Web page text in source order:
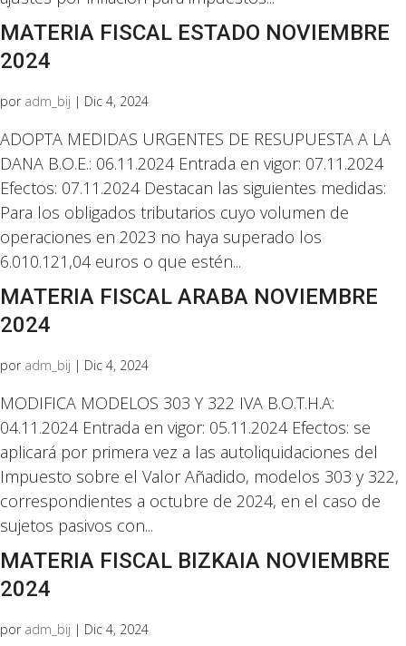
MATERIA FISCAL ESTADO NOVIEMBRE
2024
por adm_bij | Dic 4, 2024
ADOPTA MEDIDAS URGENTES DE RESUPUESTA A LA
DANA B.O.E.: 06.11.2024 Entrada en vigor: 07.11.2024
Efectos: 07.11.2024 Destacan las siguientes medidas:
Para los obligados tributarios cuyo volumen de
operaciones en 2023 no haya superado los
6.010.121,04 euros o que estén...
MATERIA FISCAL ARABA NOVIEMBRE
2024
por adm_bij | Dic 4, 2024
MODIFICA MODELOS 303 Y 322 IVA B.O.T.H.A:
04.11.2024 Entrada en vigor: 05.11.2024 Efectos: se
aplicará por primera vez a las autoliquidaciones del
Impuesto sobre el Valor Añadido, modelos 303 y 322,
correspondientes a octubre de 2024, en el caso de
sujetos pasivos con...
MATERIA FISCAL BIZKAIA NOVIEMBRE
2024
por adm_bij | Dic 4, 2024